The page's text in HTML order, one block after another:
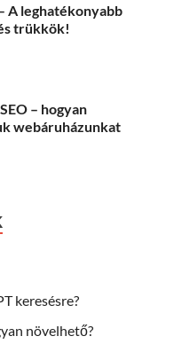
A leghatékonyabb
trükkök!
– hogyan
webáruházunkat
keresésre?
növelhető?